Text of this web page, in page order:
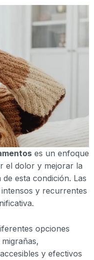
es un enfoque
el dolor y mejorar la
esta condición. Las
y recurrentes
opciones
y efectivos